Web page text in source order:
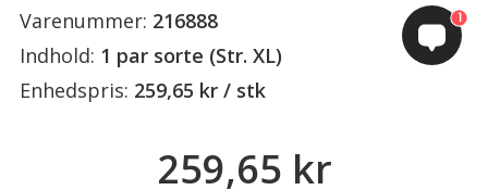
Varenummer: 216888
Indhold: 1 par sorte (Str. XL)
Enhedspris: 259,65 kr / stk
259,65 kr
1